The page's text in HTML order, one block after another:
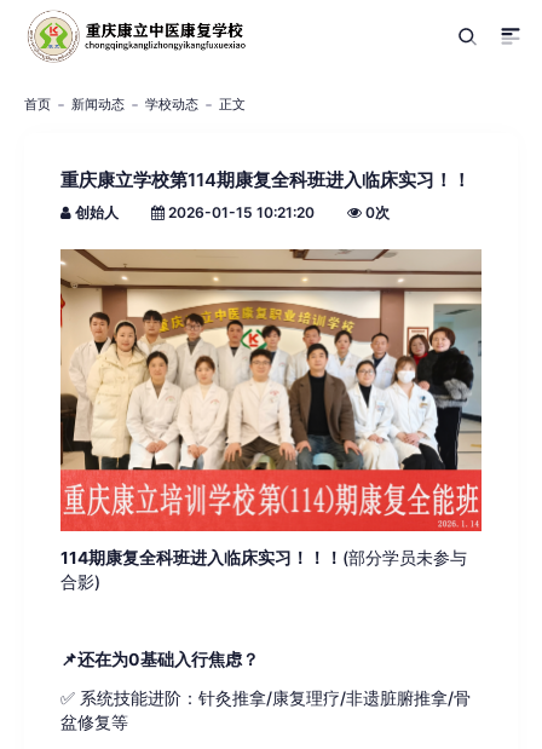
首页 新闻动态 学校动态 正文
重庆康立学校第114期康复全科班进入临床实习！！
创始人 2026-01-15 10:21:20 0次
114期康复全科班进入临床实习 ！！！ (部分学员未参与
合影)
📌还在为0基础入行焦虑？
✅ 系统技能进阶：针灸推拿/康复理疗/非遗脏腑推拿/骨
盆修复等